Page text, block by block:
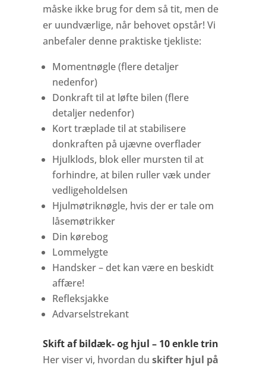
måske ikke brug for dem så tit, men de
er uundværlige, når behovet opstår! Vi
anbefaler denne praktiske tjekliste:
Momentnøgle (flere detaljer
nedenfor)
Donkraft til at løfte bilen (flere
detaljer nedenfor)
Kort træplade til at stabilisere
donkraften på ujævne overflader
Hjulklods, blok eller mursten til at
forhindre, at bilen ruller væk under
vedligeholdelsen
Hjulmøtriknøgle, hvis der er tale om
låsemøtrikker
Din kørebog
Lommelygte
Handsker – det kan være en beskidt
affære!
Refleksjakke
Advarselstrekant
Skift af bildæk- og hjul – 10 enkle trin
Her viser vi, hvordan du skifter hjul på